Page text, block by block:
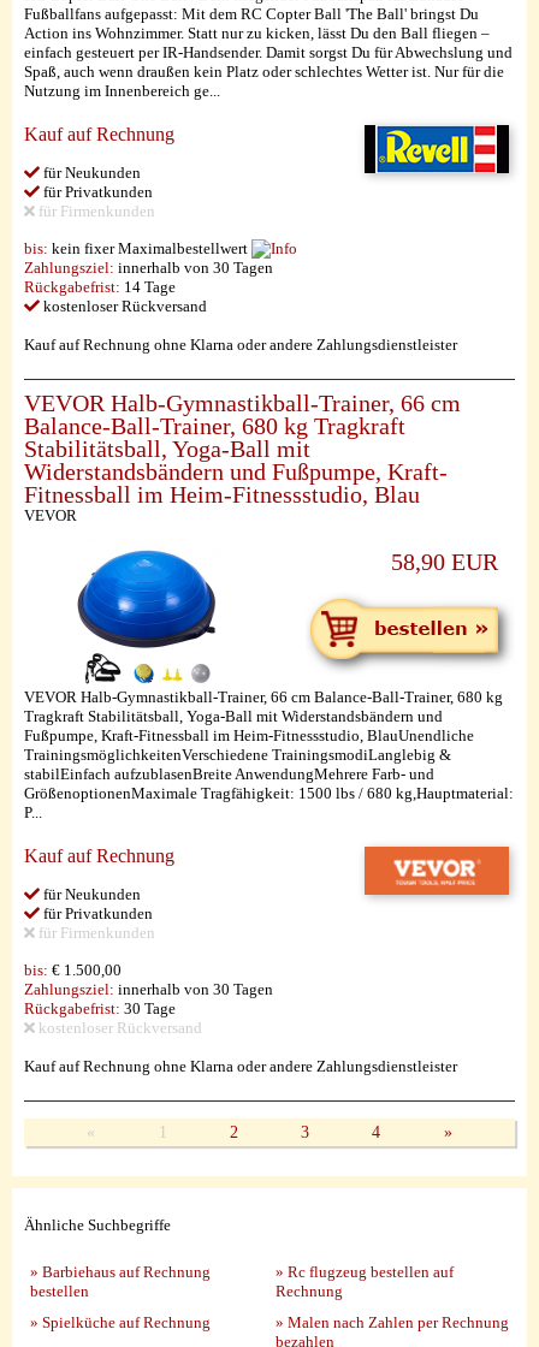
Fußballfans aufgepasst: Mit dem RC Copter Ball 'The Ball' bringst Du
Action ins Wohnzimmer. Statt nur zu kicken, lässt Du den Ball fliegen –
einfach gesteuert per IR-Handsender. Damit sorgst Du für Abwechslung und
Spaß, auch wenn draußen kein Platz oder schlechtes Wetter ist. Nur für die
Nutzung im Innenbereich ge...
Kauf auf Rechnung
für Neukunden
für Privatkunden
für Firmenkunden
bis: kein fixer Maximalbestellwert
Zahlungsziel: innerhalb von 30 Tagen
Rückgabefrist: 14 Tage
kostenloser Rückversand
Kauf auf Rechnung ohne Klarna oder andere Zahlungsdienstleister
VEVOR Halb-Gymnastikball-Trainer, 66 cm
Balance-Ball-Trainer, 680 kg Tragkraft
Stabilitätsball, Yoga-Ball mit
Widerstandsbändern und Fußpumpe, Kraft-
Fitnessball im Heim-Fitnessstudio, Blau
VEVOR
58,90 EUR
VEVOR Halb-Gymnastikball-Trainer, 66 cm Balance-Ball-Trainer, 680 kg
Tragkraft Stabilitätsball, Yoga-Ball mit Widerstandsbändern und
Fußpumpe, Kraft-Fitnessball im Heim-Fitnessstudio, BlauUnendliche
TrainingsmöglichkeitenVerschiedene TrainingsmodiLanglebig &
stabilEinfach aufzublasenBreite AnwendungMehrere Farb- und
GrößenoptionenMaximale Tragfähigkeit: 1500 lbs / 680 kg,Hauptmaterial:
P...
Kauf auf Rechnung
für Neukunden
für Privatkunden
für Firmenkunden
bis: € 1.500,00
Zahlungsziel: innerhalb von 30 Tagen
Rückgabefrist: 30 Tage
kostenloser Rückversand
Kauf auf Rechnung ohne Klarna oder andere Zahlungsdienstleister
« 1 2 3 4 »
Ähnliche Suchbegriffe
» Barbiehaus auf Rechnung
bestellen
» Spielküche auf Rechnung
» Rc flugzeug bestellen auf
Rechnung
» Malen nach Zahlen per Rechnung
bezahlen